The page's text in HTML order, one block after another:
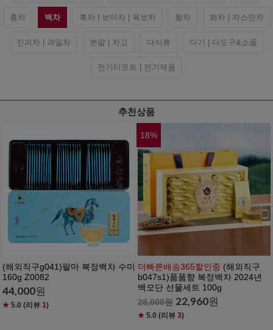
홍차 백차 흑차 | 보이차 | 육보차 황차 화차 | 자스민차
진피차 | 과일차 분말 | 차고 다식류 다기 | 다도구&소품
전기티포트 | 전기제품
추천상품
(해외직구g041)팔마 복정백차 수미
160g Z0082
44,000원
★ 5.0 (리뷰 1)
18%
더빠른배송365할인중 (해외직구
b047s1)품품향 복정백차 2024년
백모단 선물세트 100g
28,000원 22,960원
★ 5.0 (리뷰 3)